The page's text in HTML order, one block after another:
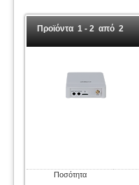
Προϊόντα 1 - 2 από 2
Ποσότητα